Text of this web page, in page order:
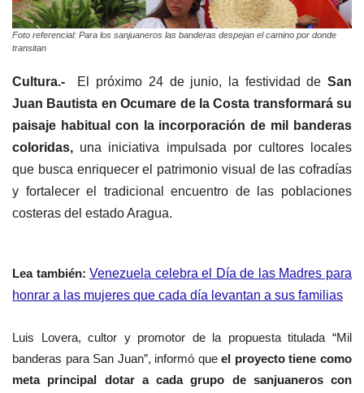
Foto referencial: Para los sanjuaneros las banderas despejan el camino por donde
transitan
Cultura.- El próximo 24 de junio, la festividad de San
Juan Bautista en Ocumare de la Costa transformará su
paisaje habitual con la incorporación de mil banderas
coloridas, una iniciativa impulsada por cultores locales
que busca enriquecer el patrimonio visual de las cofradías
y fortalecer el tradicional encuentro de las poblaciones
costeras del estado Aragua.
Lea también:Venezuela celebra el Día de las Madres para
honrar a las mujeres que cada día levantan a sus familias
Luis Lovera, cultor y promotor de la propuesta titulada “Mil
banderas para San Juan”, informó queel proyecto tiene como
meta principal dotar a cada grupo de sanjuaneros con